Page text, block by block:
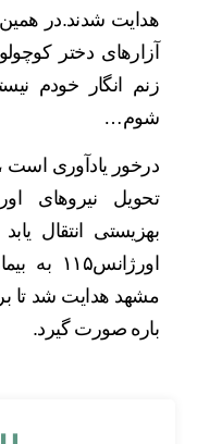
هدایت شدند.در همین
آزارهای دختر
زنم انگار خودم
شوم…
بهزیستی انتقال
مشهد هدایت شد تا
باره صورت گیرد.